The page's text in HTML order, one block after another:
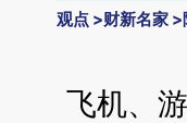
观点 >财新名家 >
飞机、